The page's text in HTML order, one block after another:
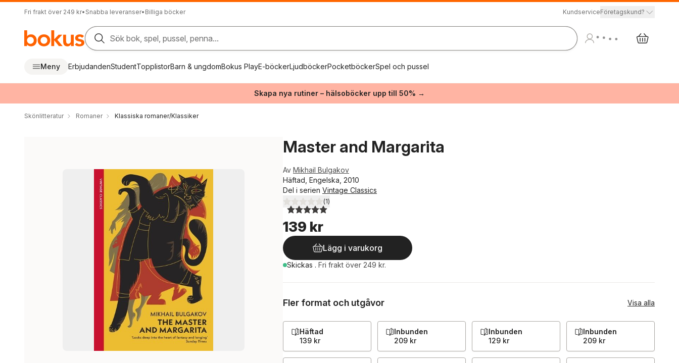
Fri frakt över 249 kr• Snabba leveranser• Billiga böcker KundserviceFöretagskund?
Sök bok, spel, pussel, penna...
Meny ErbjudandenStudentTopplistorBarn & ungdomBokus PlayE-böckerLjudböckerPocketböckerSpel och pussel
Skapa nya rutiner – hälsoböcker upp till 50% →
Skönlitteratur Romaner Klassiska romaner/Klassiker
Master and Margarita
Av Mikhail Bulgakov
Häftad, Engelska, 2010
Del i serien Vintage Classics
5,0utav 5 stjärnor. Totalt antal röster:
(1)
139 kr
Lägg i varukorg
Skickas . Fri frakt över 249 kr.
Fler format och utgåvor Visa alla
Häftad
139 kr
Inbunden
209 kr
Inbunden
129 kr
Inbunden
209 kr